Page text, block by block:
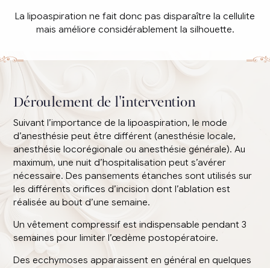
La lipoaspiration ne fait donc pas disparaître la cellulite
mais améliore considérablement la silhouette.
Déroulement de l'intervention
Suivant l’importance de la lipoaspiration, le mode
d’anesthésie peut être différent (anesthésie locale,
anesthésie locorégionale ou anesthésie générale). Au
maximum, une nuit d’hospitalisation peut s’avérer
nécessaire. Des pansements étanches sont utilisés sur
les différents orifices d’incision dont l’ablation est
réalisée au bout d’une semaine.
Un vêtement compressif est indispensable pendant 3
semaines pour limiter l’œdème postopératoire.
Des ecchymoses apparaissent en général en quelques